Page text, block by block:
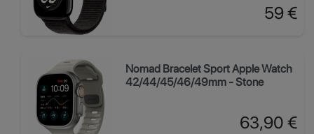
Prix
59 €
Nomad Bracelet Sport Apple Watch
42/44/45/46/49mm - Stone
Prix
63,90 €